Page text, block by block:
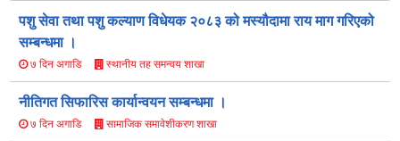
पशु सेवा तथा पशु कल्याण विधेयक २०८३ को मस्यौ‍दामा राय माग गरिएको
सम्बन्धमा ।
७ दिन अगाडि स्थानीय तह समन्वय शाखा
नीतिगत सिफारिस कार्यान्वयन सम्बन्धमा ।
७ दिन अगाडि सामाजिक समावेशीकरण शाखा